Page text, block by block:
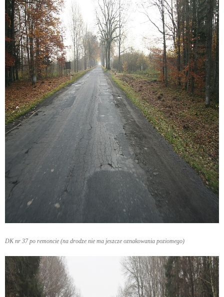
DK nr 37 po remoncie (na drodze nie ma jeszcze oznakowania poziomego)